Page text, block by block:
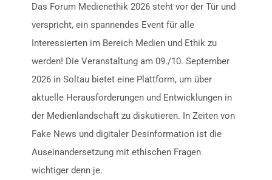
Das Forum Medienethik 2026 steht vor der Tür und
verspricht, ein spannendes Event für alle
Interessierten im Bereich Medien und Ethik zu
werden! Die Veranstaltung am 09./10. September
2026 in Soltau bietet eine Plattform, um über
aktuelle Herausforderungen und Entwicklungen in
der Medienlandschaft zu diskutieren. In Zeiten von
Fake News und digitaler Desinformation ist die
Auseinandersetzung mit ethischen Fragen
wichtiger denn je.